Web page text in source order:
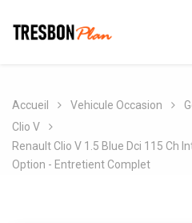
Accueil Vehicule Occasion
Clio V
Renault Clio V 1.5 Blue Dci 115 Ch
Option - Entretient Complet